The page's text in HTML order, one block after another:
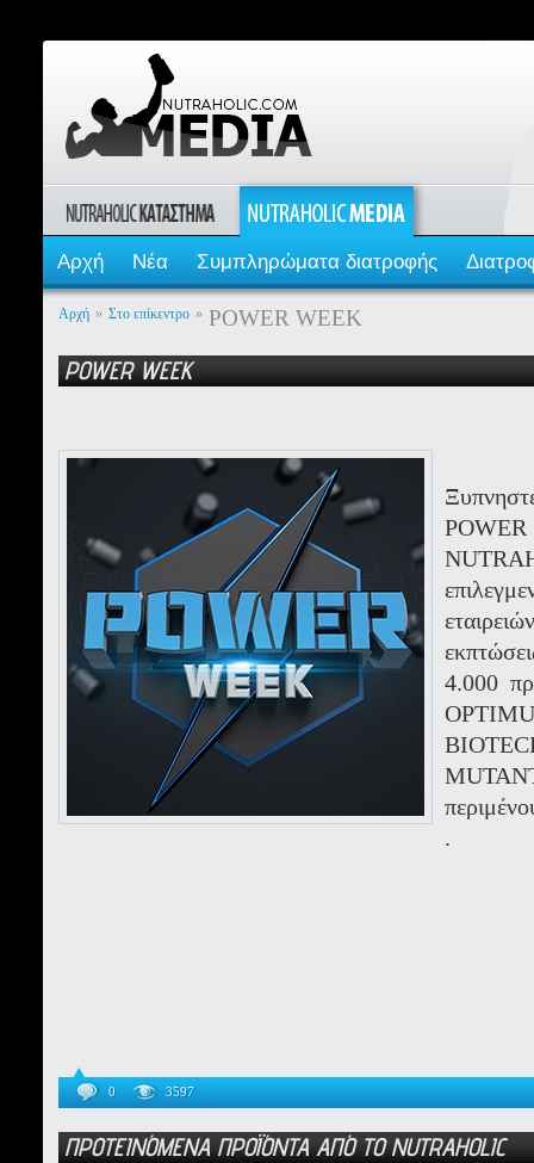
Αρχή Νέα Συμπληρώματα διατροφής
Αρχή » Στο επίκεντρο » POWER WEEK
POWER WEEK
4.000
.
0 3597
ΠΡΟΤΕΙΝΌΜΕΝΑ ΠΡΟΪΌΝΤΑ ΑΠΌ ΤΟ NUTRAHOLIC